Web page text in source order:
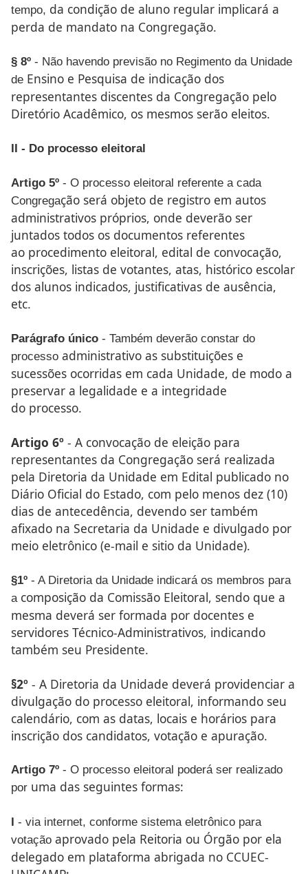
tempo, da condição de aluno regular implicará a
perda de mandato na Congregação.
§ 8º - Não havendo previsão no Regimento da Unidade
de Ensino e Pesquisa de indicação dos
representantes discentes da Congregação pelo
Diretório Acadêmico, os mesmos serão eleitos.
II - Do processo eleitoral
Artigo 5º - O processo eleitoral referente a cada
Congregação será objeto de registro em autos
administrativos próprios, onde deverão ser
juntados todos os documentos referentes
ao procedimento eleitoral, edital de convocação,
inscrições, listas de votantes, atas, histórico escolar
dos alunos indicados, justificativas de ausência,
etc.
Parágrafo único - Também deverão constar do
processo administrativo as substituições e
sucessões ocorridas em cada Unidade, de modo a
preservar a legalidade e a integridade
do processo.
Artigo 6º - A convocação de eleição para
representantes da Congregação será realizada
pela Diretoria da Unidade em Edital publicado no
Diário Oficial do Estado, com pelo menos dez (10)
dias de antecedência, devendo ser também
afixado na Secretaria da Unidade e divulgado por
meio eletrônico (e-mail e sitio da Unidade).
§1º - A Diretoria da Unidade indicará os membros para
a composição da Comissão Eleitoral, sendo que a
mesma deverá ser formada por docentes e
servidores Técnico-Administrativos, indicando
também seu Presidente.
§2º - A Diretoria da Unidade deverá providenciar a
divulgação do processo eleitoral, informando seu
calendário, com as datas, locais e horários para
inscrição dos candidatos, votação e apuração.
Artigo 7º - O processo eleitoral poderá ser realizado
por uma das seguintes formas:
I - via internet, conforme sistema eletrônico para
votação aprovado pela Reitoria ou Órgão por ela
delegado em plataforma abrigada no CCUEC-